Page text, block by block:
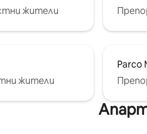
жители
жители
Parco